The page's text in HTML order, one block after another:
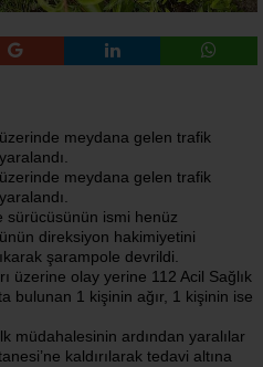
meydana gelen trafik
meydana gelen trafik
sürücüsünün ismi henüz
direksiyon hakimiyetini
şarampole devrildi.
üzerine olay yerine 112 Acil Sağlık
bulunan 1 kişinin ağır, 1 kişinin ise
müdahalesinin ardından yaralılar
kaldırılarak tedavi altına